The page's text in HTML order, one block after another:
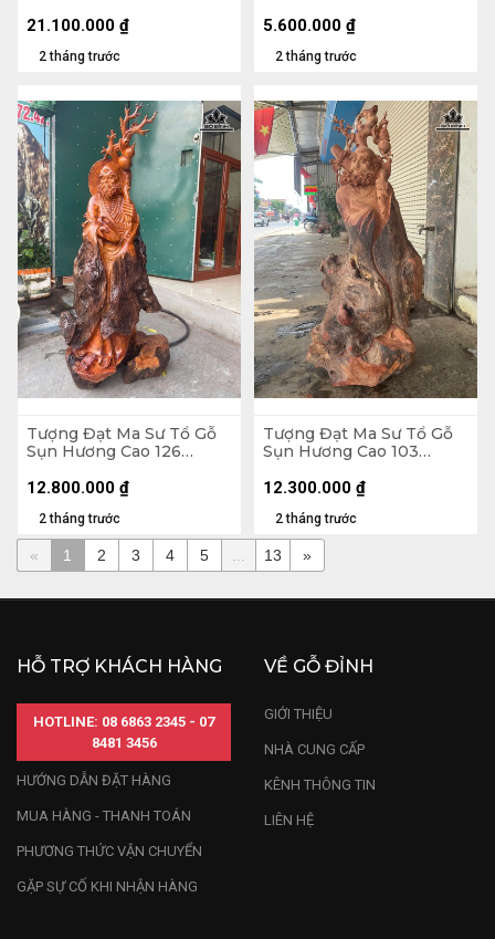
2 tháng trước
21.100.000 ₫
2 tháng trước
5.600.000 ₫
Tượng Đạt Ma Sư Tổ Gỗ
Sụn Hương Cao 126
2 tháng trước
12.800.000 ₫
Tượng Đạt Ma Sư Tổ Gỗ
Sụn Hương Cao 103
2 tháng trước
12.300.000 ₫
« 1 2 3 4 5 13 »
HỖ TRỢ KHÁCH HÀNG
HOTLINE: 08 6863 2345 - 07
8481 3456
HƯỚNG DẪN ĐẶT HÀNG
MUA HÀNG - THANH TOÁN
PHƯƠNG THỨC VẬN CHUYỂN
GẶP SỰ CỐ KHI NHẬN HÀNG
VỀ GỖ ĐỈNH
GIỚI THIỆU
NHÀ CUNG CẤP
KÊNH THÔNG TIN
LIÊN HỆ